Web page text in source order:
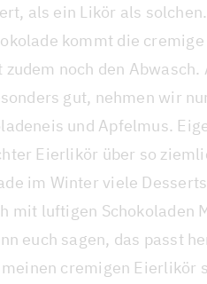
als ein Likör als
kommt die
noch den
gut, nehmen wir
und Apfelmus.
Eierlikör über so
im Winter viele
mit luftigen Schokoladen
euch sagen, das passt
cremigen Eierlikör